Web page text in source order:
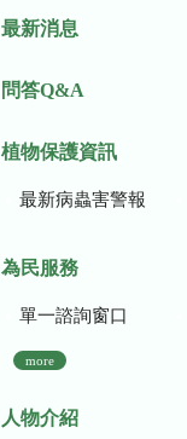
最新消息
問答Q&A
植物保護資訊
最新病蟲害警報
為民服務
單一諮詢窗口
more
人物介紹